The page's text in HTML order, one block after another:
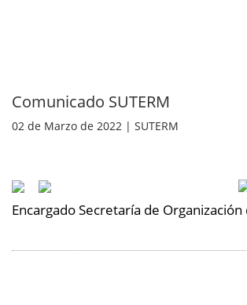
Comunicado SUTERM
02 de Marzo de 2022 | SUTERM
Encargado Secretaría de Organización